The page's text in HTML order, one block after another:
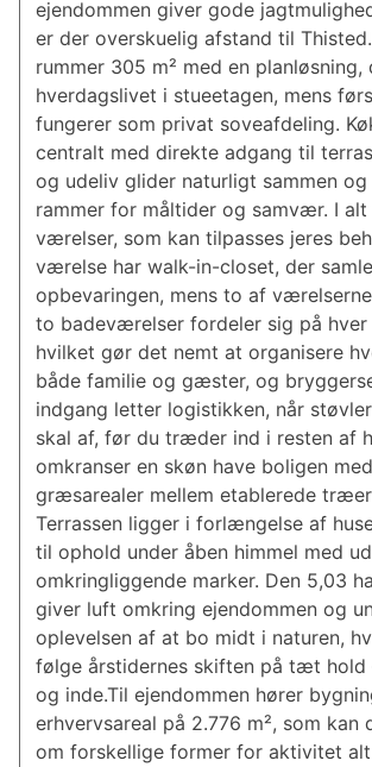
ejendommen giver gode
er der overskuelig afstand til
rummer 305 m² med en planløsning,
hverdagslivet i stueetagen, mens
fungerer som privat soveafdeling.
centralt med direkte adgang til
og udeliv glider naturligt sammen
rammer for måltider og samvær. I
værelser, som kan tilpasses jeres
værelse har walk-in-closet, der
opbevaringen, mens to af
to badeværelser fordeler sig på hver
hvilket gør det nemt at organisere
både familie og gæster, og
indgang letter logistikken, når
skal af, før du træder ind i resten af
omkranser en skøn have boligen
græsarealer mellem etablerede
Terrassen ligger i forlængelse af
til ophold under åben himmel med
omkringliggende marker. Den 5,03
giver luft omkring ejendommen og
oplevelsen af at bo midt i naturen,
følge årstidernes skiften på tæt hold
og inde.Til ejendommen hører
erhvervsareal på 2.776 m², som kan
om forskellige former for aktivitet